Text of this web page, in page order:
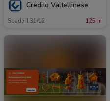
Credito Valtellinese
Scade il 31/12 125 m